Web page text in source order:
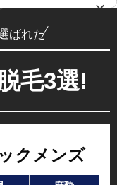
ばれた
毛3選!
クメンズ